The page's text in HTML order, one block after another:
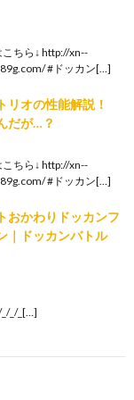
ちら↓ http://xn--
#ドッカン[…]
リオの性能解説！
だが…？
ちら↓ http://xn--
#ドッカン[…]
おかわりドッカンフ
｜ドッカンバトル
_/_/_[…]